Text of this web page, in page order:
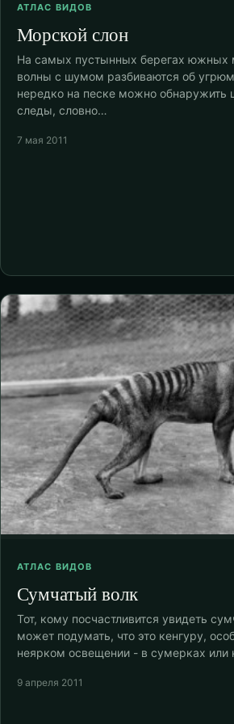
АТЛАС ВИДОВ
Морской слон
На самых пустынных берегах южных
волны с шумом разбиваются об
нередко на песке можно обнаружить
следы, словно…
7 мая 2011
АТЛАС ВИДОВ
Сумчатый волк
Тот, кому посчастливится увидеть
может подумать, что это кенгуру,
неярком освещении - в сумерках или
9 апреля 2011